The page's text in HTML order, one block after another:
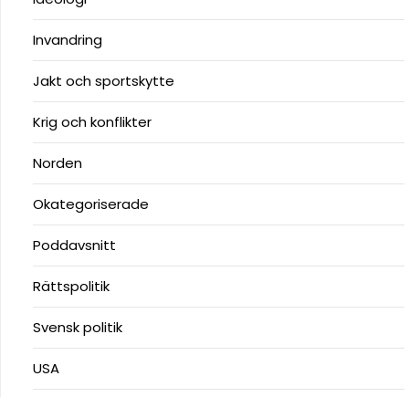
Invandring
Jakt och sportskytte
Krig och konflikter
Norden
Okategoriserade
Poddavsnitt
Rättspolitik
Svensk politik
USA